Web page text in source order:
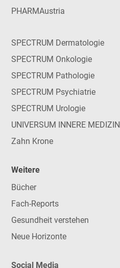
PHARMAustria
SPECTRUM Dermatologie
SPECTRUM Onkologie
SPECTRUM Pathologie
SPECTRUM Psychiatrie
SPECTRUM Urologie
UNIVERSUM INNERE MEDIZIN
Zahn Krone
Weitere
Bücher
Fach-Reports
Gesundheit verstehen
Neue Horizonte
Social Media